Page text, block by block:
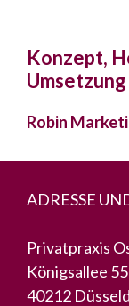
Konzept,
Umsetzung
Robin
ADRESSE
Privatpraxis
Königsallee
40212